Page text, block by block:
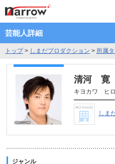
芸能人詳細
トップ> しまだプロダクション > 所属
清河 寛
キヨカワ ヒ
しま
ジャンル